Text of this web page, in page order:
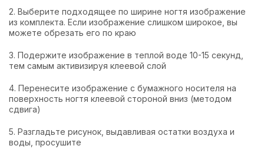
2. Выберите подходящее по ширине ногтя изображение
из комплекта. Если изображение слишком широкое, вы
можете обрезать его по краю
3. Подержите изображение в теплой воде 10-15 секунд,
тем самым активизируя клеевой слой
4. Перенесите изображение с бумажного носителя на
поверхность ногтя клеевой стороной вниз (методом
сдвига)
5. Разгладьте рисунок, выдавливая остатки воздуха и
воды, просушите